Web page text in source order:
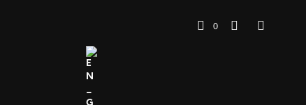
0